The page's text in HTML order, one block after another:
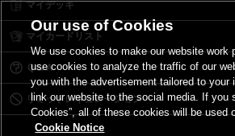
マイデッキ
マイカードリスト
Ｑ＆Ａ
リミットレギュレーション
Our use of Cookies
We use cookies to make our website work
use cookies to analyze the traffic of our
you with the advertisement tailored to your
link our website to the social media. If you
Cookies”, all of these cookies will be used
Cookie Notice